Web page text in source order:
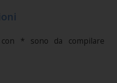
* sono da compilare